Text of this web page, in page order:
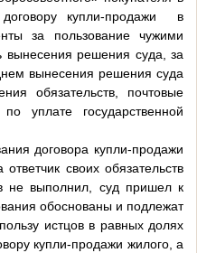
купли-продажи в
за пользование чужими
решения суда, за
вынесения решения суда
обязательств, почтовые
уплате государственной
договора купли-продажи
своих обязательств
не выполнил, суд пришел к
обоснованы и подлежат
истцов в равных долях
купли-продажи жилого, а